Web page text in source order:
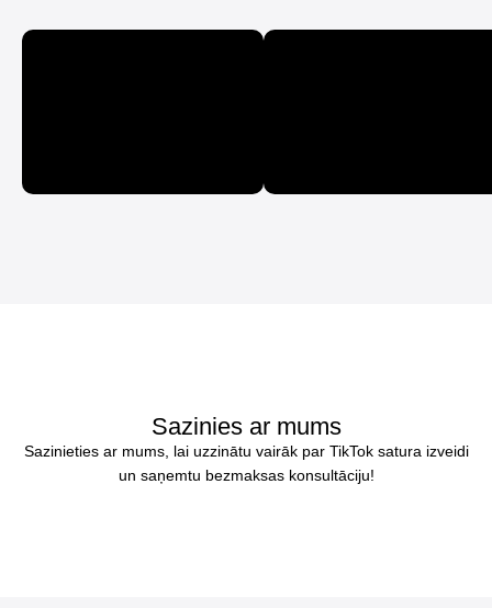
Sazinies ar mums
Sazinieties ar mums, lai uzzinātu vairāk par TikTok satura izveidi
un saņemtu bezmaksas konsultāciju!